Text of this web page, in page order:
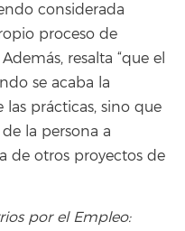
considerada
proceso de
resalta “que el
se acaba la
prácticas, sino que
la persona a
de otros proyectos de
por el Empleo: